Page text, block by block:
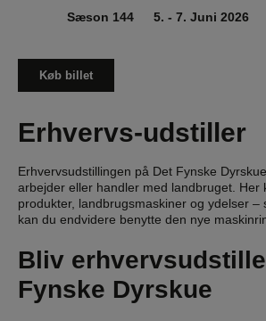
Sæson 144 5. - 7. Juni 2026
Køb billet
Erhvervs-udstiller
Erhvervsudstillingen på Det Fynske
arbejder eller handler med landbruget. Her
produkter, landbrugsmaskiner og ydelser –
kan du endvidere benytte den nye
Bliv
Fynske Dyrskue